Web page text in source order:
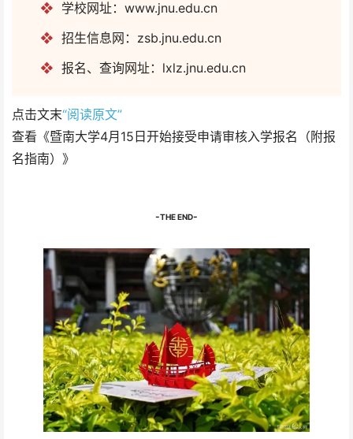
❖
学校网址：www.jnu.edu.cn
❖ 招生信息网：zsb.jnu.edu.cn
❖ 报名、查询网址：lxlz.jnu.edu.cn
点击文末“阅读原文”
查看《暨南大学4月15日开始接受申请审核入学报名（附报
名指南）》
-THE END-